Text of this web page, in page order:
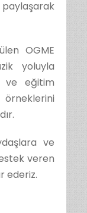
OGME
yoluyla
ve eğitim
ve
veren
ederiz.